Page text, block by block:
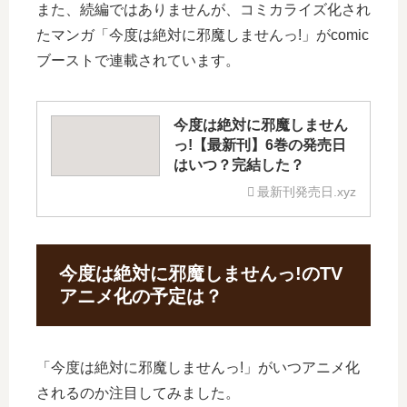
また、続編ではありませんが、コミカライズ化され
たマンガ「今度は絶対に邪魔しませんっ!」がcomic
ブーストで連載されています。
今度は絶対に邪魔しません
っ!【最新刊】6巻の発売日
はいつ？完結した？
最新刊発売日.xyz
今度は絶対に邪魔しませんっ!のTV
アニメ化の予定は？
「今度は絶対に邪魔しませんっ!」がいつアニメ化
されるのか注目してみました。